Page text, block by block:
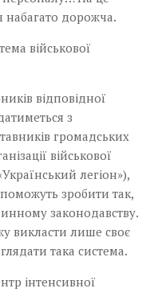
набагато дорожча.
військової
відповідної
з
громадських
військової
легіон»),
зробити так,
законодавству.
викласти лише своє
така система.
інтенсивної